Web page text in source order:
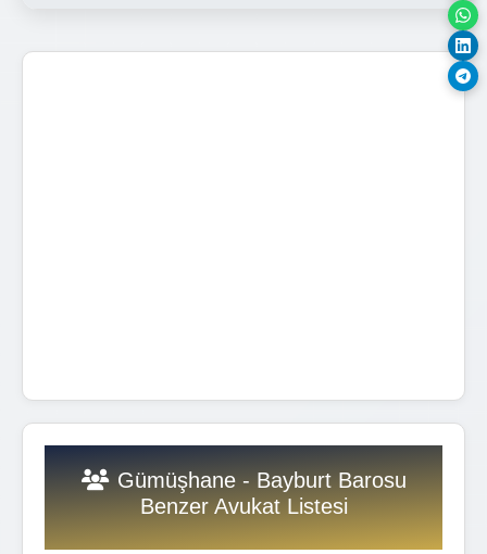
Gümüşhane - Bayburt Barosu
Benzer Avukat Listesi